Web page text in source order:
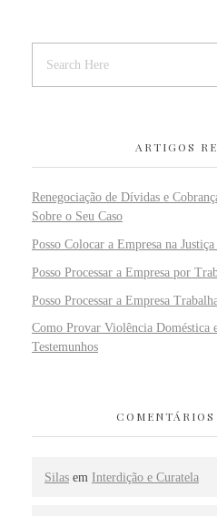
ARTIGOS
Renegociação de Dívidas e
Sobre o Seu Caso
Posso Colocar a Empresa na
Posso Processar a Empresa por
Posso Processar a Empresa
Como Provar Violência Doméstica
Testemunhos
Silas em Interdição e Curatela